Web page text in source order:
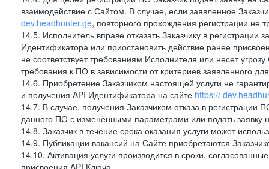
взаимодействие с Сайтом. В случае, если заявленное
dev.headhunter.ge, повторного прохождения регистрации не
14.5. Исполнитель вправе отказать Заказчику в
Идентификатора или приостановить действие ранее
не соответствует требованиям Исполнителя или несет
требования к ПО в зависимости от критериев заявленного
14.6. Приобретение Заказчиком настоящей услуги не
и получения API Идентификатора на сайте https://
14.7. В случае, получения Заказчиком отказа в регистрации
данного ПО с изменёнными параметрами или подать заявку
14.8. Заказчик в течение срока оказания услуги может
14.9. Публикации вакансий на Сайте приобретаются
14.10. Активация услуги производится в сроки,
присвоения API Ключа.